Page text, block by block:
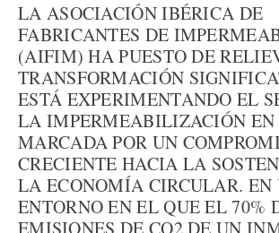
LA ASOCIACIÓN IBÉRICA DE
FABRICANTES DE
(AIFIM) HA PUESTO DE
TRANSFORMACIÓN
ESTÁ EXPERIMENTANDO EL
LA IMPERMEABILIZACIÓN EN
MARCADA POR UN
CRECIENTE HACIA LA
LA ECONOMÍA CIRCULAR. EN
ENTORNO EN EL QUE EL 70%
EMISIONES DE CO2 DE UN